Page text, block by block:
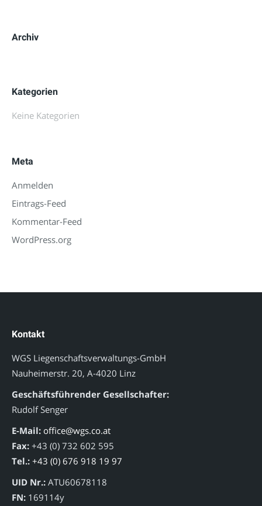
Archiv
Kategorien
Keine Kategorien
Meta
Anmelden
Eintrags-Feed
Kommentar-Feed
WordPress.org
Kontakt
WGS Liegenschaftsverwaltungs-GmbH
Nauheimerstr. 20, A-4020 Linz
Geschäftsführender Gesellschafter:
Rudolf Senger
E-Mail: office@wgs.co.at
Fax: +43 (0) 732 602 595
Tel.: +43 (0) 676 918 19 97
UID Nr.: ATU60678118
FN: 169114y